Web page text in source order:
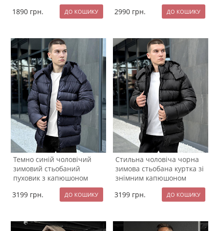
1890 грн.
2990 грн.
Темно синій чоловічий
зимовий стьобаний
пуховик з капюшоном
3199 грн.
Стильна чоловіча чорна
зимова стьобана куртка зі
знімним капюшоном
3199 грн.